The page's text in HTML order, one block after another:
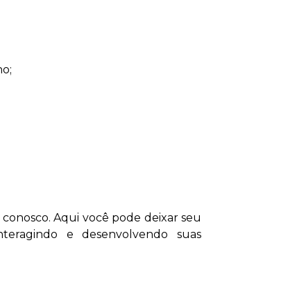
Aqui você pode deixar seu
e desenvolvendo suas